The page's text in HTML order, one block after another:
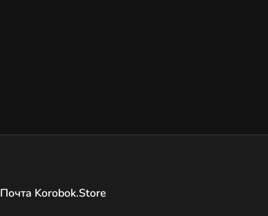
Почта Korobok.Store